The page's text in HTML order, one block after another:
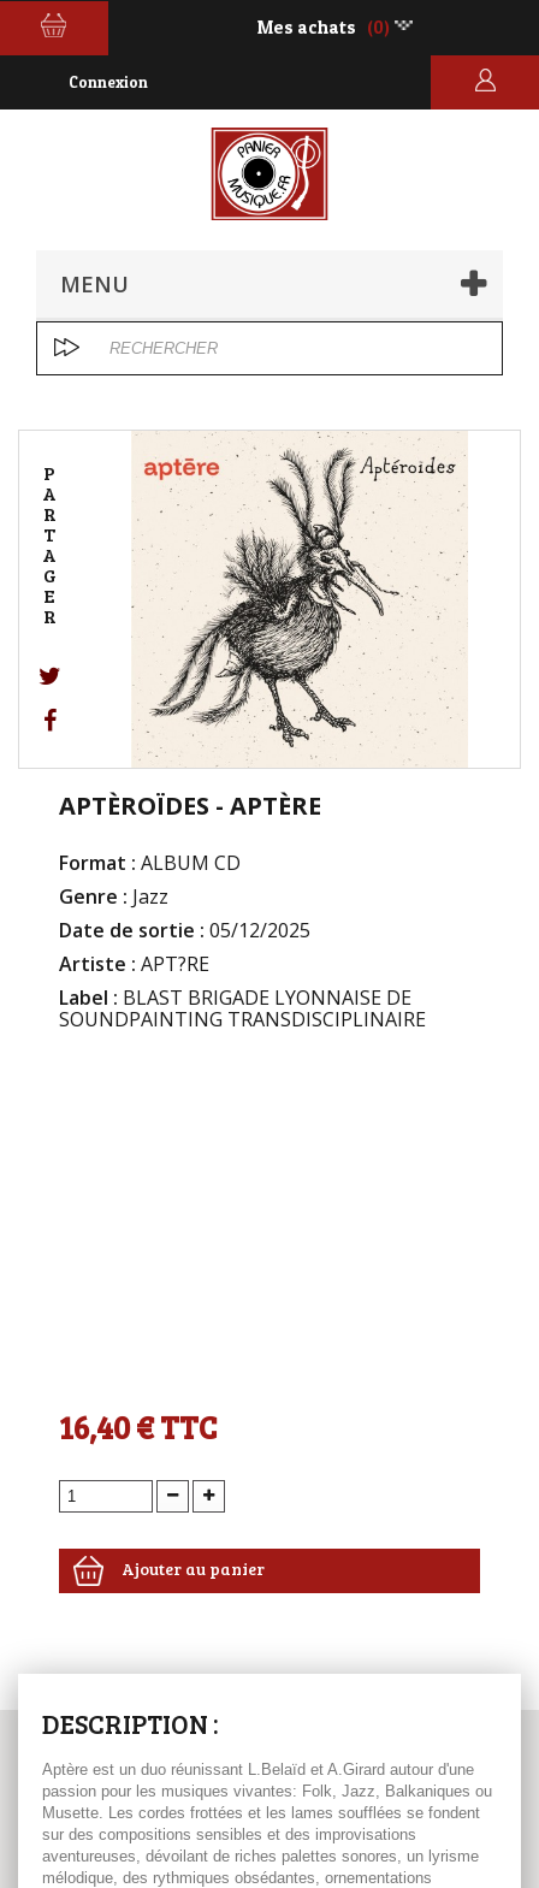
Mes achats (0)
Connexion
MENU
P
A
R
T
A
G
E
R
APTÈROÏDES - APTÈRE
Format : ALBUM CD
Genre : Jazz
Date de sortie : 05/12/2025
Artiste : APT?RE
Label : BLAST BRIGADE LYONNAISE DE
SOUNDPAINTING TRANSDISCIPLINAIRE
16,40 €TTC
Ajouter au panier
DESCRIPTION :
Aptère est un duo réunissant L.Belaïd et A.Girard autour d'une
passion pour les musiques vivantes: Folk, Jazz, Balkaniques ou
Musette. Les cordes frottées et les lames soufflées se fondent
sur des compositions sensibles et des improvisations
aventureuses, dévoilant de riches palettes sonores, un lyrisme
mélodique, des rythmiques obsédantes, ornementations